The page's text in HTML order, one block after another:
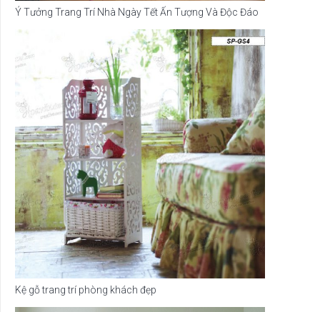
Ý Tưởng Trang Trí Nhà Ngày Tết Ấn Tượng Và Độc Đáo
Kệ gỗ trang trí phòng khách đẹp